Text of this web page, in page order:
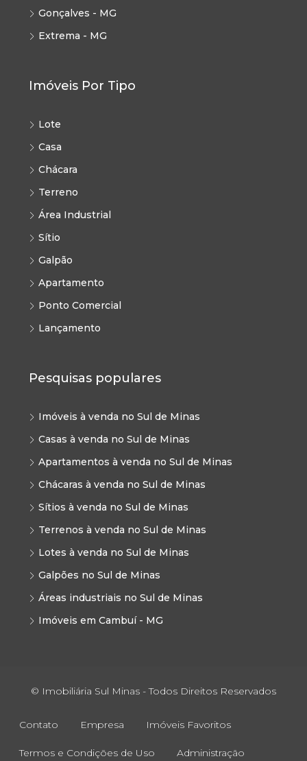
Gonçalves - MG
Extrema - MG
Imóveis Por Tipo
Lote
Casa
Chácara
Terreno
Área Industrial
Sítio
Galpão
Apartamento
Ponto Comercial
Lançamento
Pesquisas populares
Imóveis à venda no Sul de Minas
Casas à venda no Sul de Minas
Apartamentos à venda no Sul de Minas
Chácaras à venda no Sul de Minas
Sítios à venda no Sul de Minas
Terrenos à venda no Sul de Minas
Lotes à venda no Sul de Minas
Galpões no Sul de Minas
Áreas industriais no Sul de Minas
Imóveis em Cambuí - MG
© Imobiliária Sul Minas - Todos Direitos Reservados
Contato Empresa Imóveis Favoritos
Termos e Condições de Uso Administração